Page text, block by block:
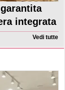
integrata
Vedi tutte